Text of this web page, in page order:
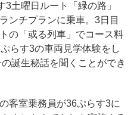
土曜日ルート「緑の路」
ンチプランに乗車。3日目
の「或る列車」でコース料
らす3の車両見学体験をし
誕生秘話を聞くことができ
客室乗務員が36ぷらす3に